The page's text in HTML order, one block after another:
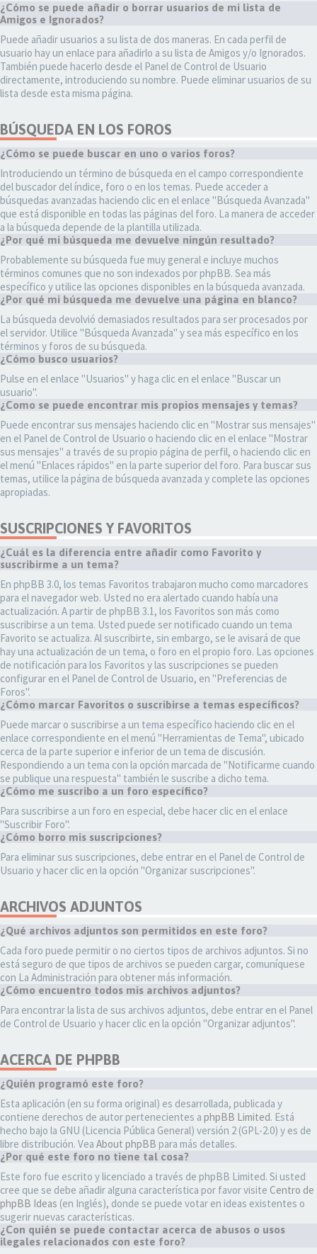
¿Cómo se puede añadir o borrar usuarios de mi lista de
Amigos e Ignorados?
Puede añadir usuarios a su lista de dos maneras. En cada perfil de
usuario hay un enlace para añadirlo a su lista de Amigos y/o Ignorados.
También puede hacerlo desde el Panel de Control de Usuario
directamente, introduciendo su nombre. Puede eliminar usuarios de su
lista desde esta misma página.
BÚSQUEDA EN LOS FOROS
¿Cómo se puede buscar en uno o varios foros?
Introduciendo un término de búsqueda en el campo correspondiente
del buscador del índice, foro o en los temas. Puede acceder a
búsquedas avanzadas haciendo clic en el enlace "Búsqueda Avanzada"
que está disponible en todas las páginas del foro. La manera de acceder
a la búsqueda depende de la plantilla utilizada.
¿Por qué mi búsqueda me devuelve ningún resultado?
Probablemente su búsqueda fue muy general e incluye muchos
términos comunes que no son indexados por phpBB. Sea más
específico y utilice las opciones disponibles en la búsqueda avanzada.
¿Por qué mi búsqueda me devuelve una página en blanco?
La búsqueda devolvió demasiados resultados para ser procesados por
el servidor. Utilice "Búsqueda Avanzada" y sea más específico en los
términos y foros de su búsqueda.
¿Cómo busco usuarios?
Pulse en el enlace "Usuarios" y haga clic en el enlace "Buscar un
usuario".
¿Como se puede encontrar mis propios mensajes y temas?
Puede encontrar sus mensajes haciendo clic en "Mostrar sus mensajes"
en el Panel de Control de Usuario o haciendo clic en el enlace "Mostrar
sus mensajes" a través de su propio página de perfil, o haciendo clic en
el menú "Enlaces rápidos" en la parte superior del foro. Para buscar sus
temas, utilice la página de búsqueda avanzada y complete las opciones
apropiadas.
SUSCRIPCIONES Y FAVORITOS
¿Cuál es la diferencia entre añadir como Favorito y
suscribirme a un tema?
En phpBB 3.0, los temas Favoritos trabajaron mucho como marcadores
para el navegador web. Usted no era alertado cuando había una
actualización. A partir de phpBB 3.1, los Favoritos son más como
suscribirse a un tema. Usted puede ser notificado cuando un tema
Favorito se actualiza. Al suscribirte, sin embargo, se le avisará de que
hay una actualización de un tema, o foro en el propio foro. Las opciones
de notificación para los Favoritos y las suscripciones se pueden
configurar en el Panel de Control de Usuario, en "Preferencias de
Foros".
¿Cómo marcar Favoritos o suscribirse a temas específicos?
Puede marcar o suscribirse a un tema específico haciendo clic en el
enlace correspondiente en el menú "Herramientas de Tema", ubicado
cerca de la parte superior e inferior de un tema de discusión.
Respondiendo a un tema con la opción marcada de "Notificarme cuando
se publique una respuesta" también le suscribe a dicho tema.
¿Cómo me suscribo a un foro específico?
Para suscribirse a un foro en especial, debe hacer clic en el enlace
"Suscribir Foro".
¿Cómo borro mis suscripciones?
Para eliminar sus suscripciones, debe entrar en el Panel de Control de
Usuario y hacer clic en la opción "Organizar suscripciones".
ARCHIVOS ADJUNTOS
¿Qué archivos adjuntos son permitidos en este foro?
Cada foro puede permitir o no ciertos tipos de archivos adjuntos. Si no
está seguro de que tipos de archivos se pueden cargar, comuníquese
con La Administración para obtener más información.
¿Cómo encuentro todos mis archivos adjuntos?
Para encontrar la lista de sus archivos adjuntos, debe entrar en el Panel
de Control de Usuario y hacer clic en la opción "Organizar adjuntos".
ACERCA DE PHPBB
¿Quién programó este foro?
Esta aplicación (en su forma original) es desarrollada, publicada y
contiene derechos de autor pertenecientes a phpBB Limited. Está
hecho bajo la GNU (Licencia Pública General) versión 2 (GPL-2.0) y es de
libre distribución. Vea About phpBB para más detalles.
¿Por qué este foro no tiene tal cosa?
Este foro fue escrito y licenciado a través de phpBB Limited. Si usted
cree que se debe añadir alguna característica por favor visite Centro de
phpBB Ideas (en Inglés), donde se puede votar en ideas existentes o
sugerir nuevas características.
¿Con quién se puede contactar acerca de abusos o usos
ilegales relacionados con este foro?